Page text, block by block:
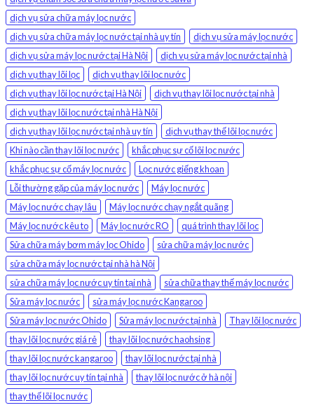
dịch vụ sửa chữa máy lọc nước
dịch vụ sửa chữa máy lọc nước tại nhà uy tín
dịch vụ sửa máy lọc nước
dịch vụ sửa máy lọc nước tại Hà Nội
dịch vụ sửa máy lọc nước tại nhà
dịch vụ thay lõi lọc
dịch vụ thay lõi lọc nước
dịch vụ thay lõi lọc nước tại Hà Nội
dịch vụ thay lõi lọc nước tại nhà
dịch vụ thay lõi lọc nước tại nhà Hà Nội
dịch vụ thay lõi lọc nước tại nhà uy tín
dịch vụ thay thế lõi lọc nước
Khi nào cần thay lõi lọc nước
khắc phục sự cố lõi lọc nước
khắc phục sự cố máy lọc nước
Lọc nước giếng khoan
Lỗi thường gặp của máy lọc nước
Máy lọc nước
Máy lọc nước chạy lâu
Máy lọc nước chạy ngắt quãng
Máy lọc nước kêu to
Máy lọc nước RO
quá trình thay lõi lọc
Sửa chữa máy bơm máy lọc Ohido
sửa chữa máy lọc nước
sửa chữa máy lọc nước tại nhà hà Nội
sửa chữa máy lọc nước uy tín tại nhà
sửa chữa thay thế máy lọc nước
Sửa máy lọc nước
sửa máy lọc nước Kangaroo
Sửa máy lọc nước Ohido
Sửa máy lọc nước tại nhà
Thay lõi lọc nước
thay lõi lọc nước giá rẻ
thay lõi lọc nước haohsing
thay lõi lọc nước kangaroo
thay lõi lọc nước tại nhà
thay lõi lọc nước uy tín tại nhà
thay lõi lọc nước ở hà nội
thay thế lõi lọc nước